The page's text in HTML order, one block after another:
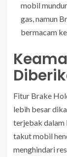
mobil
gas, namun
bermacam
Fitur Brake
lebih besar
terjebak dalam
takut mobil
menghindari